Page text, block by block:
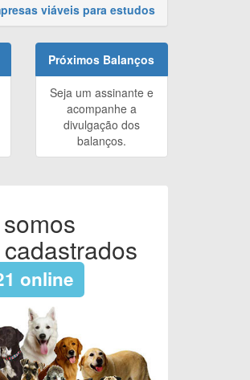
viáveis para estudos
Próximos Balanços
Seja um assinante e
acompanhe a
divulgação dos
balanços.
cadastrados
online